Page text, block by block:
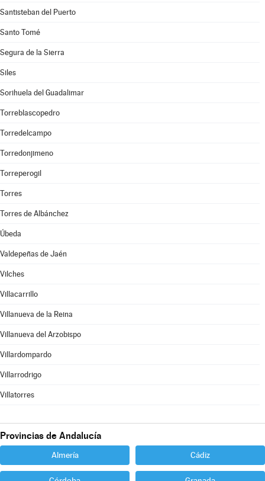
Santisteban del Puerto
Santo Tomé
Segura de la Sierra
Siles
Sorihuela del Guadalimar
Torreblascopedro
Torredelcampo
Torredonjimeno
Torreperogil
Torres
Torres de Albánchez
Úbeda
Valdepeñas de Jaén
Vilches
Villacarrillo
Villanueva de la Reina
Villanueva del Arzobispo
Villardompardo
Villarrodrigo
Villatorres
Provincias de Andalucía
Almería Cádiz